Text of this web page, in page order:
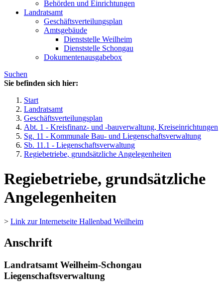
Behörden und Einrichtungen
Landratsamt
Geschäftsverteilungsplan
Amtsgebäude
Dienststelle Weilheim
Dienststelle Schongau
Dokumentenausgabebox
Suchen
Sie befinden sich hier:
Start
Landratsamt
Geschäftsverteilungsplan
Abt. 1 - Kreisfinanz- und -bauverwaltung, Kreiseinrichtungen
Sg. 11 - Kommunale Bau- und Liegenschaftsverwaltung
Sb. 11.1 - Liegenschaftsverwaltung
Regiebetriebe, grundsätzliche Angelegenheiten
Regiebetriebe, grundsätzliche
Angelegenheiten
> Link zur Internetseite Hallenbad Weilheim
Anschrift
Landratsamt Weilheim-Schongau
Liegenschaftsverwaltung